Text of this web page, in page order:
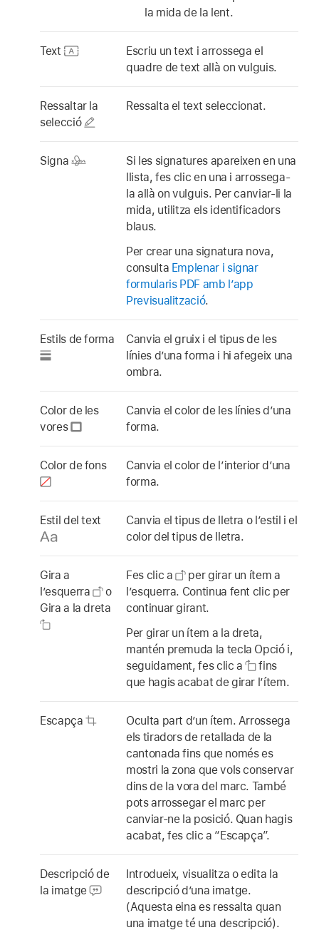
la mida de la lent.
Text
Escriu un text i arrossega el
quadre de text allà on vulguis.
Ressaltar la
selecció
Ressalta el text seleccionat.
Signa
Si les signatures apareixen en una
llista, fes clic en una i arrossega-
la allà on vulguis. Per canviar-li la
mida, utilitza els identificadors
blaus.
Per crear una signatura nova,
consulta Emplenar i signar
formularis PDF amb l’app
Previsualització.
Estils de forma
Canvia el gruix i el tipus de les
línies d’una forma i hi afegeix una
ombra.
Color de les
vores
Canvia el color de les línies d’una
forma.
Color de fons
Canvia el color de l’interior d’una
forma.
Estil del text
Canvia el tipus de lletra o l’estil i el
color del tipus de lletra.
Gira a
l’esquerra
o
Gira a la dreta
Fes clic a
per girar un ítem a
l’esquerra. Continua fent clic per
continuar girant.
Per girar un ítem a la dreta,
mantén premuda la tecla Opció i,
seguidament, fes clic a
fins
que hagis acabat de girar l’ítem.
Escapça
Oculta part d’un ítem. Arrossega
els tiradors de retallada de la
cantonada fins que només es
mostri la zona que vols conservar
dins de la vora del marc. També
pots arrossegar el marc per
canviar-ne la posició. Quan hagis
acabat, fes clic a “Escapça”.
Descripció de
la imatge
Introdueix, visualitza o edita la
descripció d’una imatge.
(Aquesta eina es ressalta quan
una imatge té una descripció).